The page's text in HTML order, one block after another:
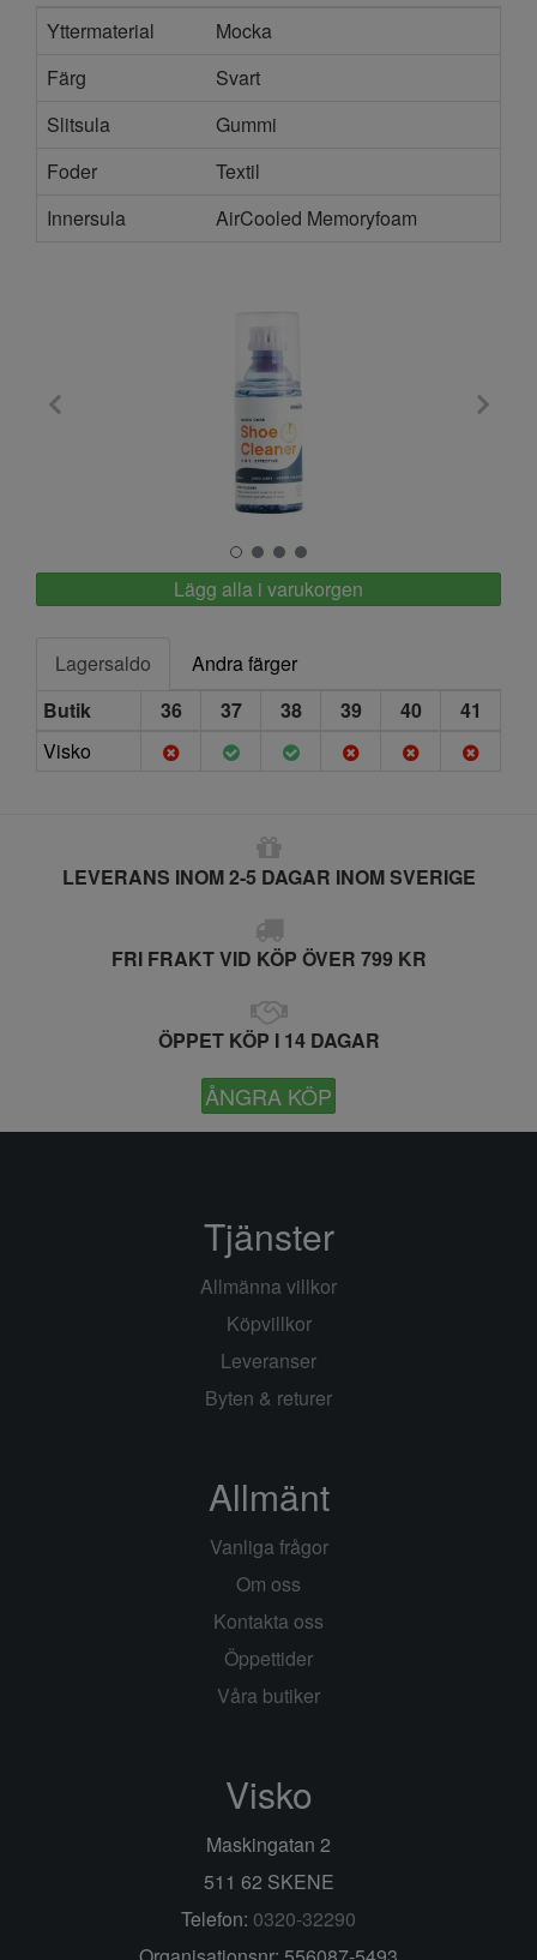
Yttermaterial
Mocka
Färg
Svart
Slitsula
Gummi
Foder
Textil
Innersula
AirCooled Memoryfoam
Springyard
Lägg alla i varukorgen
Lagersaldo
Andra färger
Butik
36 37 38 39 40
41
Visko
LEVERANS INOM 2-5 DAGAR INOM SVERIGE
FRI FRAKT VID KÖP ÖVER 799 KR
ÖPPET KÖP I 14 DAGAR
ÅNGRA KÖP
Tjänster
Allmänna villkor
Köpvillkor
Leveranser
Byten & returer
Allmänt
Vanliga frågor
Om oss
Kontakta oss
Öppettider
Våra butiker
Visko
Maskingatan 2
511 62 SKENE
Telefon: 0320-32290